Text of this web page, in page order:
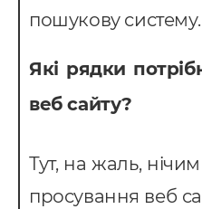
пошукову систему.
Які рядки
веб сайту?
Тут, на жаль,
просування веб